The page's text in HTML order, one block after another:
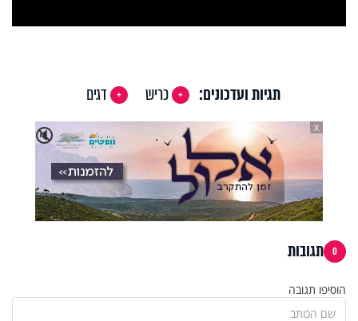
תגיות ועדכונים: כריש
דגים
🔇
X
0 תגובות
הוסיפו תגובה